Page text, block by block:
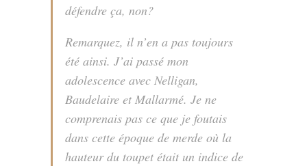
défendre ça, non?
Remarquez, il n’en a pas toujours
été ainsi. J’ai passé mon
adolescence avec Nelligan,
Baudelaire et Mallarmé. Je ne
comprenais pas ce que je foutais
dans cette époque de merde où la
hauteur du toupet était un indice de